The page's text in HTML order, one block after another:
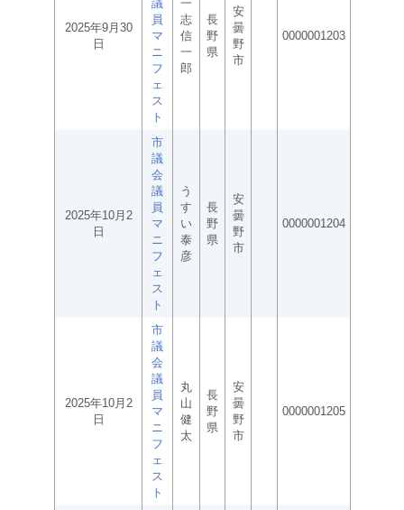
2025年9月30
日
議
員
マ
ニ
フ
ェ
ス
ト
一
志
信
一
郎
長
野
県
安
曇
野
市
0000001203
2025年10月2
日
市
議
会
議
員
マ
ニ
フ
ェ
ス
ト
う
す
い
泰
彦
長
野
県
安
曇
野
市
0000001204
2025年10月2
日
市
議
会
議
員
マ
ニ
フ
ェ
ス
ト
丸
山
健
太
長
野
県
安
曇
野
市
0000001205